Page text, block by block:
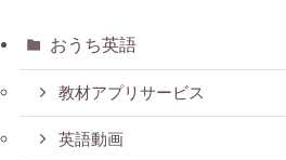
おうち英語
教材アプリサービス
英語動画